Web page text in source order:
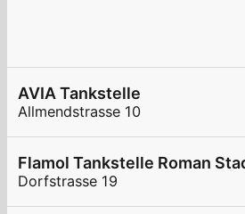
AVIA Tankstelle
Allmendstrasse 10
Dorfstrasse 19